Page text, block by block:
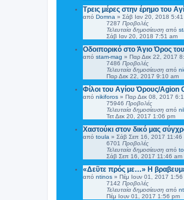
Τρεις μέρες στην έρημο του
από Domna » Σάβ Ιαν 20, 2018
7287 Προβολές
Τελευταία δημοσίευση από
Σάβ Ιαν 20, 2018 7:51 am
Οδοιπορικό στο Άγιο Όρος
από stam-mag » Παρ Δεκ 22, 2017
7486 Προβολές
Τελευταία δημοσίευση από
Παρ Δεκ 22, 2017 9:10 am
Φίλοι του Αγίου Όρους/Agion
από nikiforos » Παρ Δεκ 08, 2017
75946 Προβολές
Τελευταία δημοσίευση από
Τετ Δεκ 20, 2017 1:06 pm
Χαστούκι στον δικό μας
από toula » Σάβ Σεπ 16, 2017 11:46
6701 Προβολές
Τελευταία δημοσίευση από
Σάβ Σεπ 16, 2017 11:46 am
«Δεῦτε πρός με…» Η
από ntinos » Πέμ Ιουν 01, 2017 1:56
7142 Προβολές
Τελευταία δημοσίευση από
Πέμ Ιουν 01, 2017 1:56 pm